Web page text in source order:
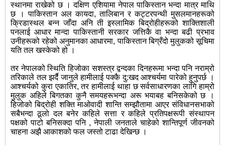
स्थानमा राखेको छ । दक्षिण एशियामा नेपाल पाकिस्तान भन्दा मात्र माथि
छ । पाकिस्तान अल कायदा, तालिबान र कट्टरपन्थी मुसलमानहरूको
क्रिडास्थल बन्न जाँदा अनि ती इस्लामिक बिद्रोहीहरूको शाक्तिशाली
पनलाई आधार मान्दा पाकिस्तानी सरकार जत्तिकै वा भन्दा बढी प्रभाव
उनीहरूको रहेको अनुमानका आधारमा, पाकिस्तान बिग्रँदो मुलुकको सूचिमा
यति तल खस्केको हो ।
तर नेपालको स्थिति हिजोका सशस्त्र द्वन्दका दिनहरूमा भन्दा पनि नराम्रो
तरिकाले तल झर्दै जानुले हामीलाई पक्कै दु:खद आश्चर्यमा पारेको हुनुपर्छ ।
आश्चर्यको कुरा एकातिर, तर हामीलाई थाहा छ सर्वसाधारणका लागि हाम्रो
मुलुक अहिले बिगतका कुनै समयहरूभन्दा अरू भयाबह बनिसकेको छ ।
हिजोको बिद्रोही शक्ति माओवादी शान्ति सम्झौतामा आएर संविधानसभाको
सबैभन्दा ठूलो दल बनेर कहिले सत्ता र कहिले प्रतिपक्षरूपी संस्थापन
पक्षको पाटो बनिसक्दा पनि , नेपाली जनताले चाहेको शान्तिपूर्ण जीवनको
चाहना अझै आकाशको फल जस्तो टाढा देखिन्छ ।